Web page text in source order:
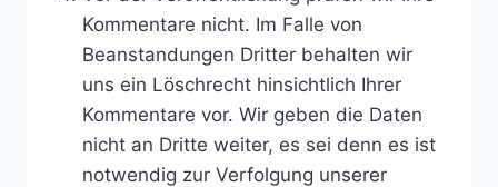
Kommentare nicht. Im Falle von
Beanstandungen Dritter behalten wir
uns ein Löschrecht hinsichtlich Ihrer
Kommentare vor. Wir geben die Daten
nicht an Dritte weiter, es sei denn es ist
notwendig zur Verfolgung unserer